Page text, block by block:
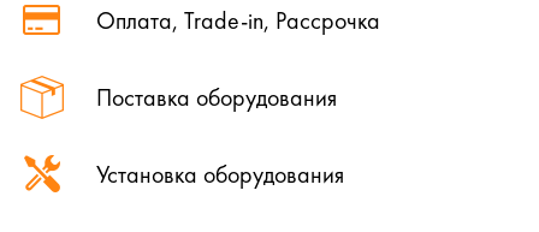
Поставка оборудования
Установка оборудования
Оплата, Trade-in, Рассрочка